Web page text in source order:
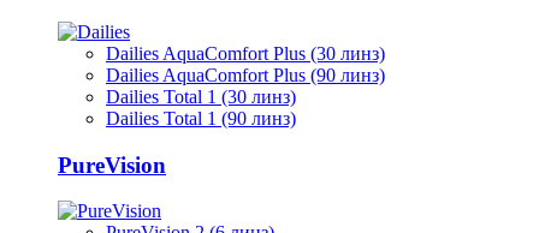
Dailies AquaComfort Plus (30 линз)
Dailies AquaComfort Plus (90 линз)
Dailies Total 1 (30 линз)
Dailies Total 1 (90 линз)
PureVision